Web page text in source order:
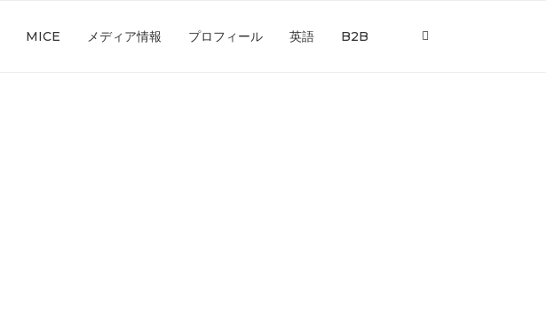
MICE メディア情報 プロフィール 英語 B2B